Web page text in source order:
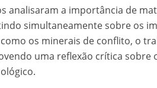
analisaram a importância de
simultaneamente sobre os
os minerais de conflito, o
uma reflexão crítica sobre